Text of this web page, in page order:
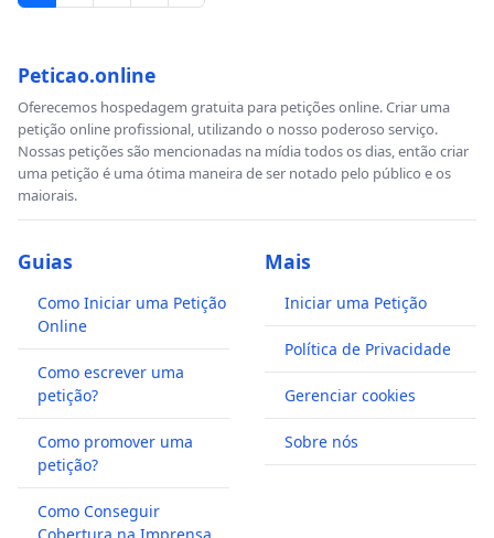
Peticao.online
Oferecemos hospedagem gratuita para petições online. Criar uma
petição online profissional, utilizando o nosso poderoso serviço.
Nossas petições são mencionadas na mídia todos os dias, então criar
uma petição é uma ótima maneira de ser notado pelo público e os
maiorais.
Guias
Como Iniciar uma Petição
Online
Como escrever uma
petição?
Como promover uma
petição?
Como Conseguir
Mais
Iniciar uma Petição
Política de Privacidade
Gerenciar cookies
Sobre nós